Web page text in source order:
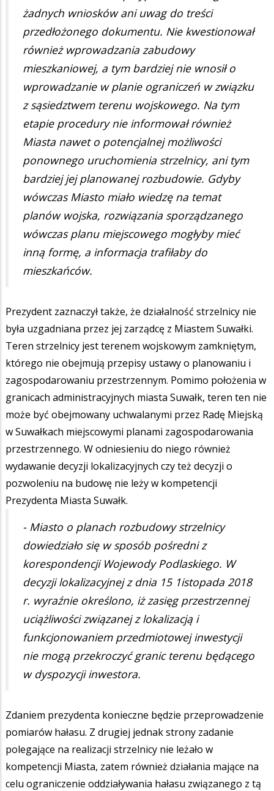
żadnych wniosków ani uwag do treści
przedłożonego dokumentu. Nie kwestionował
również wprowadzania zabudowy
mieszkaniowej, a tym bardziej nie wnosił o
wprowadzanie w planie ograniczeń w związku
z sąsiedztwem terenu wojskowego. Na tym
etapie procedury nie informował również
Miasta nawet o potencjalnej możliwości
ponownego uruchomienia strzelnicy, ani tym
bardziej jej planowanej rozbudowie. Gdyby
wówczas Miasto miało wiedzę na temat
planów wojska, rozwiązania sporządzanego
wówczas planu miejscowego mogłyby mieć
inną formę, a informacja trafiłaby do
mieszkańców.
Prezydent zaznaczył także, że działalność strzelnicy nie
była uzgadniana przez jej zarządcę z Miastem Suwałki.
Teren strzelnicy jest terenem wojskowym zamkniętym,
którego nie obejmują przepisy ustawy o planowaniu i
zagospodarowaniu przestrzennym. Pomimo położenia w
granicach administracyjnych miasta Suwałk, teren ten nie
może być obejmowany uchwalanymi przez Radę Miejską
w Suwałkach miejscowymi planami zagospodarowania
przestrzennego. W odniesieniu do niego również
wydawanie decyzji lokalizacyjnych czy też decyzji o
pozwoleniu na budowę nie leży w kompetencji
Prezydenta Miasta Suwałk.
- Miasto o planach rozbudowy strzelnicy
dowiedziało się w sposób pośredni z
korespondencji Wojewody Podlaskiego. W
decyzji lokalizacyjnej z dnia 15 1istopada 2018
r. wyraźnie określono, iż zasięg przestrzennej
uciążliwości związanej z lokalizacją i
funkcjonowaniem przedmiotowej inwestycji
nie mogą przekroczyć granic terenu będącego
w dyspozycji inwestora.
Zdaniem prezydenta konieczne będzie przeprowadzenie
pomiarów hałasu. Z drugiej jednak strony zadanie
polegające na realizacji strzelnicy nie leżało w
kompetencji Miasta, zatem również działania mające na
celu ograniczenie oddziaływania hałasu związanego z tą